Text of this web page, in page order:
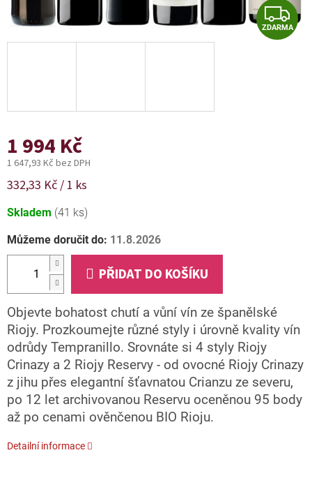
Z
D
ZDARMA
1 994 Kč
1 647,93 Kč bez DPH
Měrná
332,33 Kč / 1 ks
Skladem (41 ks)
Můžeme doručit do: 11.8.2026
PŘIDAT DO KOŠÍKU
Objevte bohatost chutí a vůní vín ze španělské
Riojy. Prozkoumejte různé styly i úrovně kvality vín
odrůdy Tempranillo. Srovnáte si 4 styly Riojy
Crinazy a 2 Riojy Reservy - od ovocné Riojy Crinazy
z jihu přes elegantní šťavnatou Crianzu ze severu,
po 12 let archivovanou Reservu oceněnou 95 body
až po cenami ověnčenou BIO Rioju.
Detailní informace